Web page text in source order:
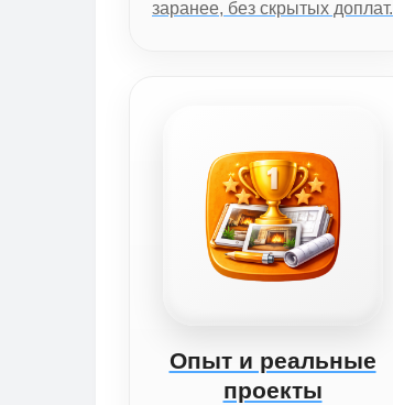
заранее, без скрытых доплат.
Опыт и реальные
проекты